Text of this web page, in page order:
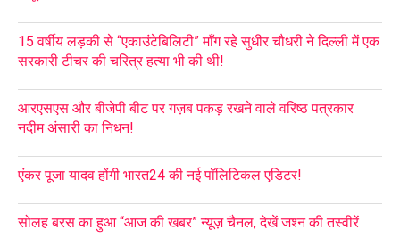
15 वर्षीय लड़की से “एकाउंटेबिलिटी” माँग रहे सुधीर चौधरी ने दिल्ली में एक
सरकारी टीचर की चरित्र हत्या भी की थी!
आरएसएस और बीजेपी बीट पर गज़ब पकड़ रखने वाले वरिष्ठ पत्रकार
नदीम अंसारी का निधन!
एंकर पूजा यादव होंगी भारत24 की नई पॉलिटिकल एडिटर!
सोलह बरस का हुआ “आज की खबर” न्यूज़ चैनल, देखें जश्न की तस्वीरें